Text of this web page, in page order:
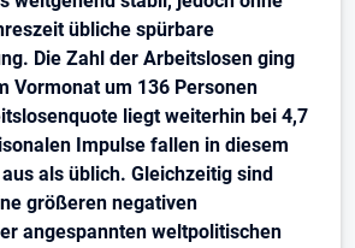
übliche spürbare
Die Zahl der Arbeitslosen ging
Vormonat um 136 Personen
liegt weiterhin bei 4,7
Impulse fallen in diesem
als üblich. Gleichzeitig sind
größeren negativen
angespannten weltpolitischen